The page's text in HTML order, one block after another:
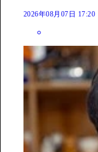
2026年08月07日 17:20